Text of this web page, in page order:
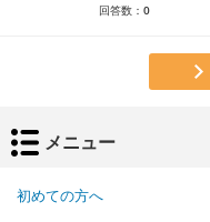
回答数： 0
メニュー
初めての方へ